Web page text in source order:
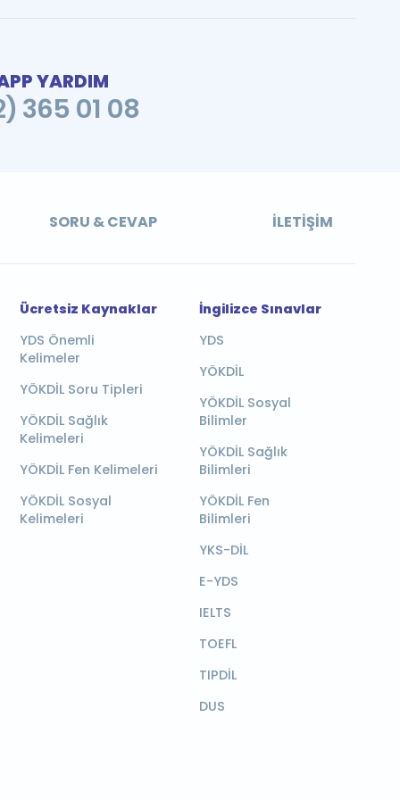
YARDIM
365 01 08
SORU & CEVAP İLETIŞIM
Ücretsiz Kaynaklar
YDS Önemli
Kelimeler
YÖKDİL Soru Tipleri
YÖKDİL Sağlık
Kelimeleri
YÖKDİL Fen Kelimeleri
YÖKDİL Sosyal
Kelimeleri
İngilizce Sınavlar
YDS
YÖKDİL
YÖKDİL Sosyal
Bilimler
YÖKDİL Sağlık
Bilimleri
YÖKDİL Fen
Bilimleri
YKS-DİL
E-YDS
IELTS
TOEFL
TIPDİL
DUS